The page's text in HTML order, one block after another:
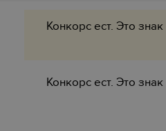
Конкорс ест. Это знак
Конкорс ест. Это знак